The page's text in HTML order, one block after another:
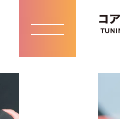
toggle
navigation
KNOW /
お知らせ・メディア掲載